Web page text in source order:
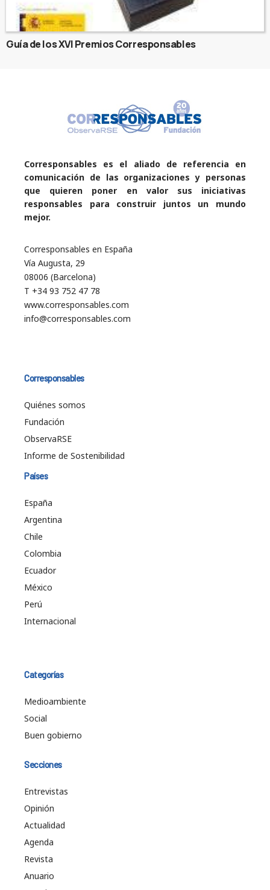
Guía de los XVI Premios Corresponsables
Corresponsables es el aliado de referencia en
comunicación de las organizaciones y personas
que quieren poner en valor sus iniciativas
responsables para construir juntos un mundo
mejor.
Corresponsables en España
Vía Augusta, 29
08006 (Barcelona)
T +34 93 752 47 78
www.corresponsables.com
info@corresponsables.com
Corresponsables
Quiénes somos
Fundación
ObservaRSE
Informe de Sostenibilidad
Países
España
Argentina
Chile
Colombia
Ecuador
México
Perú
Internacional
Categorías
Medioambiente
Social
Buen gobierno
Secciones
Entrevistas
Opinión
Actualidad
Agenda
Revista
Anuario